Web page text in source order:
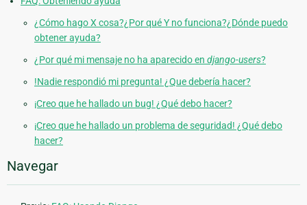
¿Cómo hago X cosa?¿Por qué Y no funciona?¿Dónde puedo
obtener ayuda?
¿Por qué mi mensaje no ha aparecido en django-users?
!Nadie respondió mi pregunta! ¿Que debería hacer?
¡Creo que he hallado un bug! ¿Qué debo hacer?
¡Creo que he hallado un problema de seguridad! ¿Qué debo
hacer?
Navegar